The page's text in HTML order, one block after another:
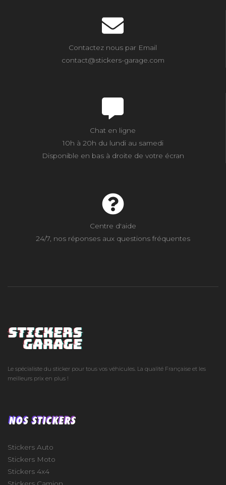
Contactez nous par Email
contact@stickers-garage.com
Chat en ligne
10h à 20h du lundi au samedi
Disponible en bas à droite de votre écran
Centre d'aide
24/7, nos réponses aux questions fréquentes
Le spécialiste du sticker pour tous vos véhicules. La qualité Française et les
meilleurs prix en plus !
NOS STICKERS
Stickers Auto
Stickers Moto
Stickers 4x4
Stickers Camion